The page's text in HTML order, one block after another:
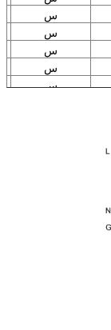
س
س
س
س
س